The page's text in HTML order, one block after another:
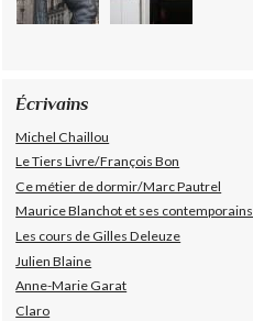
Écrivains
Michel Chaillou
Le Tiers Livre/François Bon
Ce métier de dormir/Marc Pautrel
Maurice Blanchot et ses contemporains
Les cours de Gilles Deleuze
Julien Blaine
Anne-Marie Garat
Claro